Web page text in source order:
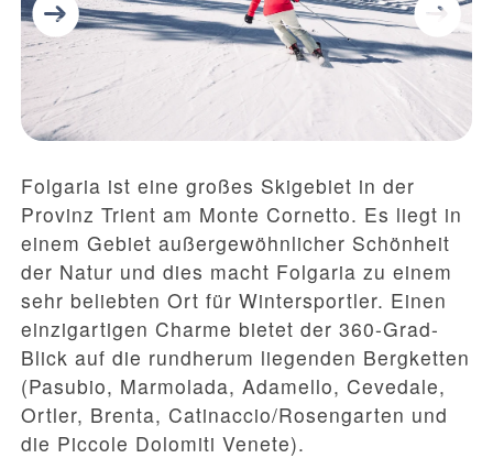
Folgaria ist eine großes Skigebiet in der
Provinz Trient am Monte Cornetto. Es liegt in
einem Gebiet außergewöhnlicher Schönheit
der Natur und dies macht Folgaria zu einem
sehr beliebten Ort für Wintersportler. Einen
einzigartigen Charme bietet der 360-Grad-
Blick auf die rundherum liegenden Bergketten
(Pasubio, Marmolada, Adamello, Cevedale,
Ortler, Brenta, Catinaccio/Rosengarten und
die Piccole Dolomiti Venete).